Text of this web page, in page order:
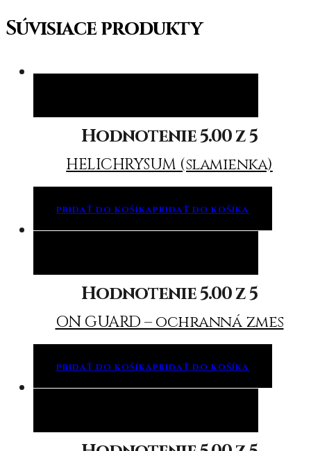
Súvisiace produkty
Hodnotenie5.00z 5
HELICHRYSUM (slamienka)
PRIDAŤ DO KOŠÍKAPRIDAŤ DO KOŠÍKA
Hodnotenie5.00z 5
ON GUARD – ochranná zmes
PRIDAŤ DO KOŠÍKAPRIDAŤ DO KOŠÍKA